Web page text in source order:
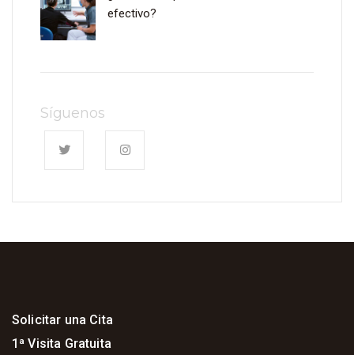
efectivo?
Síguenos
Solicitar una Cita
1ª Visita Gratuita